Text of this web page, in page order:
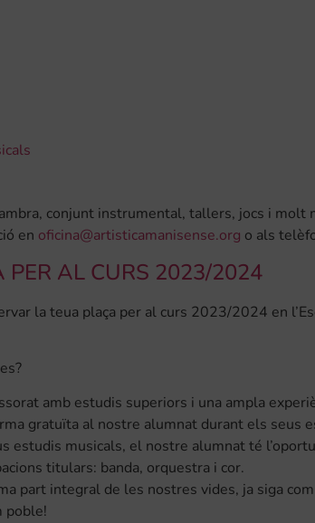
conjunt instrumental, tallers, jocs i
en oficina@artisticamanisense.org o als
PER AL CURS 2023/2024
la teua plaça per al curs 2023/2024 en
amb estudis superiors i una ampla
gratuïta al nostre alumnat durant els seus
estudis musicals, el nostre alumnat té
titulars: banda, orquestra i cor.
part integral de les nostres vides, ja siga
poble!